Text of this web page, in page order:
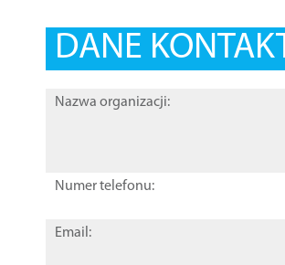
DANE
Nazwa organizacji:
Numer telefonu:
Email: